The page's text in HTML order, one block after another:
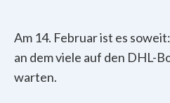
Am 14. Februar ist es
an dem viele auf den DHL-
warten.